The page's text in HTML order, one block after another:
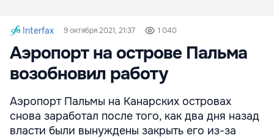
Interfax 9 октября 2021, 21:37 1 040
Аэропорт на острове Пальма
возобновил работу
Аэропорт Пальмы на Канарских островах
снова заработал после того, как два дня назад
власти были вынуждены закрыть его из-за